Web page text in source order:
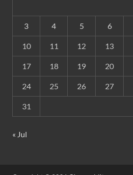
3 4 5 6
10 11 12 13
17 18 19 20
24 25 26 27
31
« Jul